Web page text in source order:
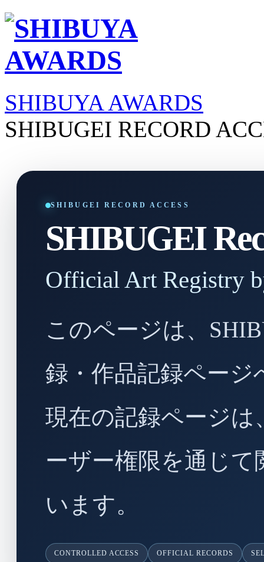
SHIBUYA AWARDS
SHIBUGEI RECORD
SHIBUGEI RECORD ACCESS
SHIBUGEI
Official Art Registry
このページは、
録・作品記録ペー
現在の記録ページは
ーザー権限を通じ
います。
CONTROLLED ACCESS OFFICIAL RECORDS